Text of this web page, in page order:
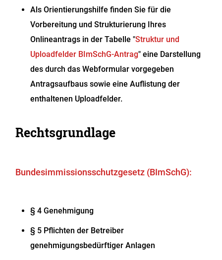
Als Orientierungshilfe finden Sie für die
Vorbereitung und Strukturierung Ihres
Onlineantrags in der Tabelle "Struktur und
Uploadfelder BImSchG-Antrag" eine Darstellung
des durch das Webformular vorgegeben
Antragsaufbaus sowie eine Auflistung der
enthaltenen Uploadfelder.
Rechtsgrundlage
Bundesimmissionsschutzgesetz (BImSchG):
§ 4 Genehmigung
§ 5 Pflichten der Betreiber
genehmigungsbedürftiger Anlagen